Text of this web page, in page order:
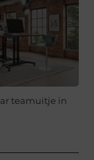
teamuitje in